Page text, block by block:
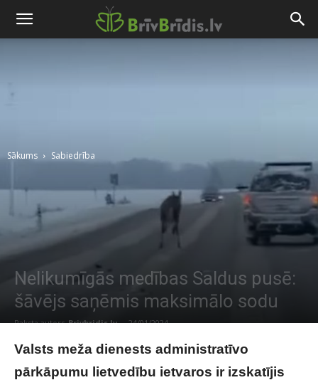
Sākums Sabiedrība
Nelikumīgās medības Saldus pusē:
šāvējs saņēmis maksimālo sodu
Raksta autors Brivbridis.lv - 24/01/2024
Valsts meža dienests administratīvo
pārkāpumu lietvedību ietvaros ir izskatījis